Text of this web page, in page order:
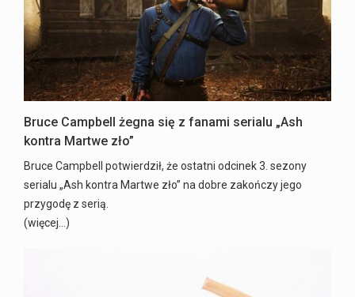
Bruce Campbell żegna się z fanami serialu „Ash
kontra Martwe zło”
Bruce Campbell potwierdził, że ostatni odcinek 3. sezony
serialu „Ash kontra Martwe zło” na dobre zakończy jego
przygodę z serią.
(więcej…)